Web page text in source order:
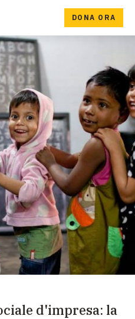
DONA ORA
d'impresa: la